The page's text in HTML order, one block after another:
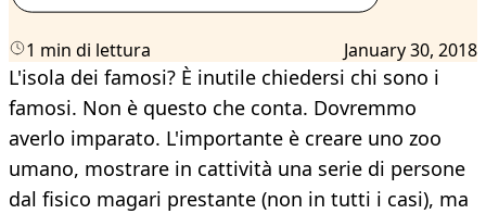
1 min di lettura January 30, 2018
L'isola dei famosi? È inutile chiedersi chi sono i
famosi. Non è questo che conta. Dovremmo
averlo imparato. L'importante è creare uno zoo
umano, mostrare in cattività una serie di persone
dal fisico magari prestante (non in tutti i casi), ma